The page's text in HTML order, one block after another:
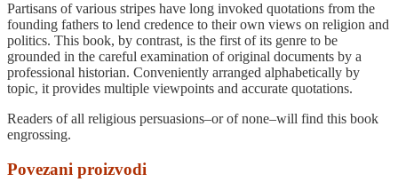
Partisans of various stripes have long invoked quotations from the
founding fathers to lend credence to their own views on religion and
politics. This book, by contrast, is the first of its genre to be
grounded in the careful examination of original documents by a
professional historian. Conveniently arranged alphabetically by
topic, it provides multiple viewpoints and accurate quotations.
Readers of all religious persuasions–or of none–will find this book
engrossing.
Povezani proizvodi